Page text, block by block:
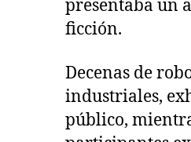
presentaba un
ficción.
Decenas de
industriales,
público,